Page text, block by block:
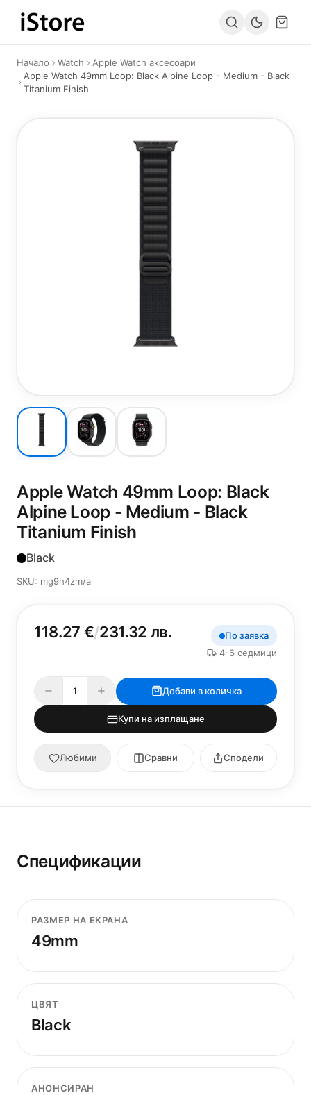
Към съдържанието
Начало Watch
Apple Watch аксесоари
Apple Watch 49mm Loop: Black Alpine Loop - Medium - Black
Titanium Finish
Apple Watch 49mm Loop: Black
Alpine Loop - Medium - Black
Titanium Finish
Black
SKU: mg9h4zm/a
118.27 €/231.32 лв.
По заявка
4-6 седмици
Добави в количка
Купи на изплащане
Любими Сравни Сподели
Спецификации
РАЗМЕР НА ЕКРАНА
49mm
ЦВЯТ
Black
АНОНСИРАН